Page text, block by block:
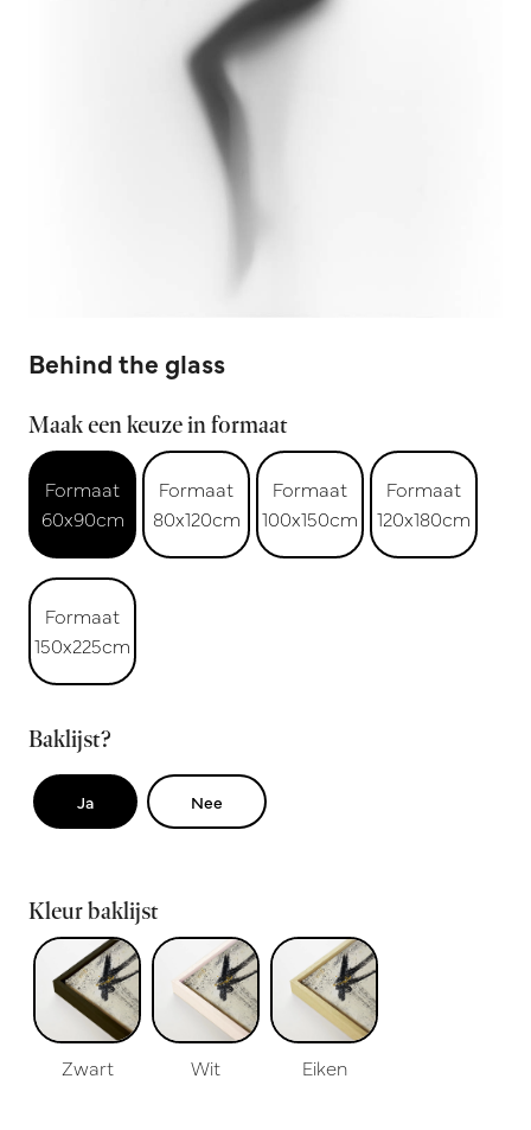
Behind the glass
Maak een keuze in formaat
Formaat
60x90cm
Formaat
80x120cm
Formaat
100x150cm
Formaat
120x180cm
Formaat
150x225cm
Baklijst?
Ja Nee
Kleur baklijst
Zwart Wit Eiken